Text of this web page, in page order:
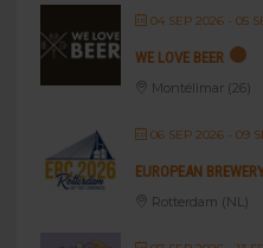
04 SEP 2026- 05
WE LOVE BEER
Montélimar (26)
06 SEP 2026- 09
EUROPEAN
Rotterdam (NL)